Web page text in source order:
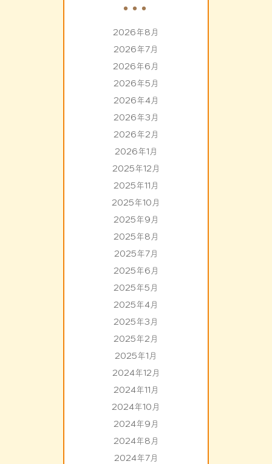
2026年8月
2026年7月
2026年6月
2026年5月
2026年4月
2026年3月
2026年2月
2026年1月
2025年12月
2025年11月
2025年10月
2025年9月
2025年8月
2025年7月
2025年6月
2025年5月
2025年4月
2025年3月
2025年2月
2025年1月
2024年12月
2024年11月
2024年10月
2024年9月
2024年8月
2024年7月